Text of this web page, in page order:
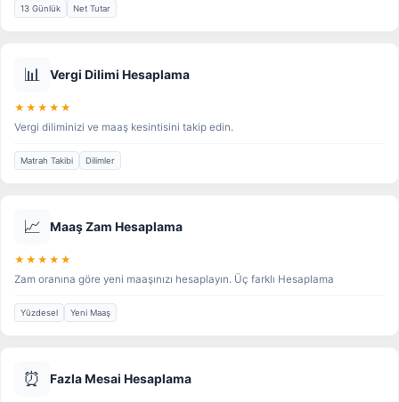
13 Günlük Net Tutar
📊 Vergi Dilimi Hesaplama
★★★★★
Vergi diliminizi ve maaş kesintisini takip edin.
Matrah Takibi Dilimler
📈 Maaş Zam Hesaplama
★★★★★
Zam oranına göre yeni maaşınızı hesaplayın. Üç farklı Hesaplama
Yüzdesel Yeni Maaş
⏰ Fazla Mesai Hesaplama